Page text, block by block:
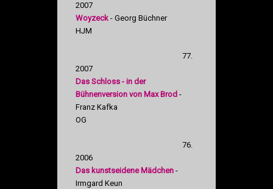
2007
Woyzeck - Georg Büchner
HJM
77.
2007
Das Schloss - in der
Bühnenversion von Max Brod -
Franz Kafka
OG
76.
2006
Das kunstseidene Mädchen -
Irmgard Keun